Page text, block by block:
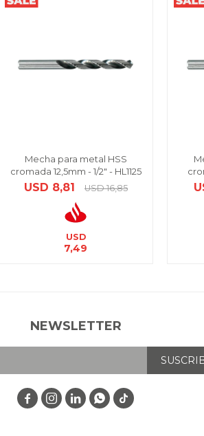
Mecha para metal HSS
cromada 12,5mm - 1/2" - HL1125
USD 8,81 USD 16,85
USD
7,49
NEWSLETTER
   